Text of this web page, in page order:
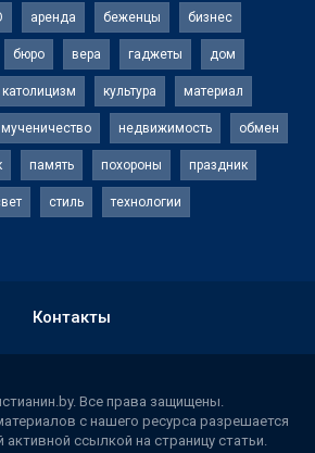
аренда беженцы бизнес
бюро вера гаджеты дом
католицизм культура материал
мученичество недвижимость обмен
память похороны праздник
стиль технологии
Контакты
Все права защищены.
с нашего ресурса разрешается
активной ссылкой на страницу статьи.